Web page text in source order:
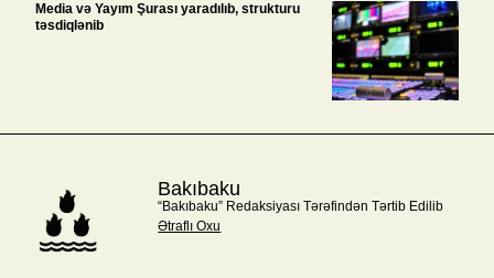
Media və Yayım Şurası yaradılıb, strukturu
təsdiqlənib
Bakıbaku
“Bakıbaku” Redaksiyası Tərəfindən Tərtib Edilib
Ətraflı Oxu